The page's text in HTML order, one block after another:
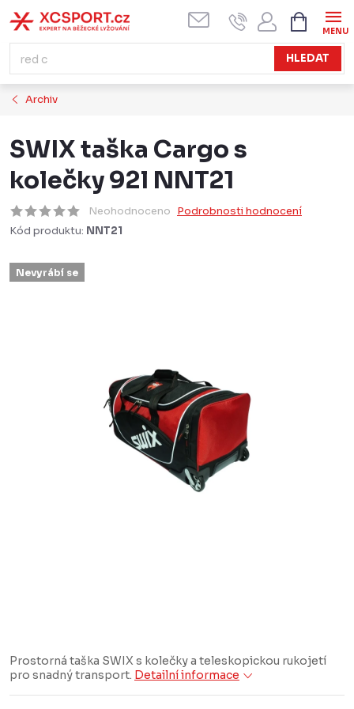
na
obsah
HLEDAT
KOŠÍK
Archiv
SWIX taška Cargo s
kolečky 92l NNT21
Neohodnoceno Podrobnosti hodnocení
Kód produktu: NNT21
Nevyrábí se
Prostorná taška SWIX s kolečky a teleskopickou rukojetí
pro snadný transport. Detailní informace